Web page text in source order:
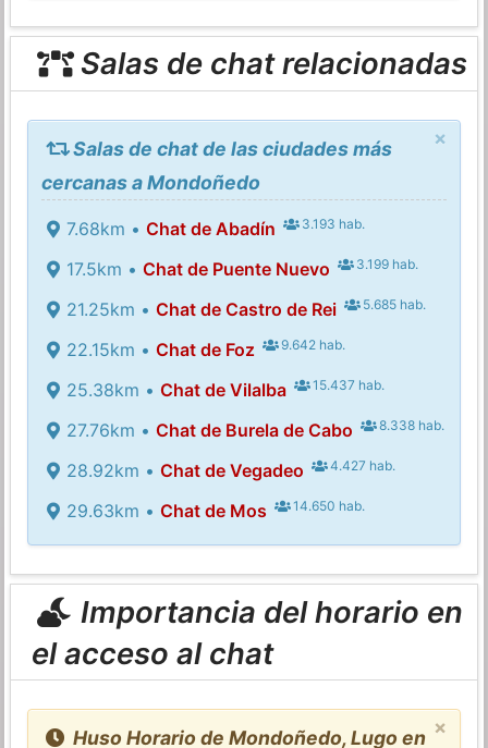
Salas de chat relacionadas
×
Salas de chat de las ciudades más
cercanas a Mondoñedo
7.68km • Chat de Abadín 3.193 hab.
17.5km • Chat de Puente Nuevo 3.199 hab.
21.25km • Chat de Castro de Rei 5.685 hab.
22.15km • Chat de Foz 9.642 hab.
25.38km • Chat de Vilalba 15.437 hab.
27.76km • Chat de Burela de Cabo 8.338 hab.
28.92km • Chat de Vegadeo 4.427 hab.
29.63km • Chat de Mos 14.650 hab.
Importancia del horario en
el acceso al chat
×
Huso Horario de Mondoñedo, Lugo en